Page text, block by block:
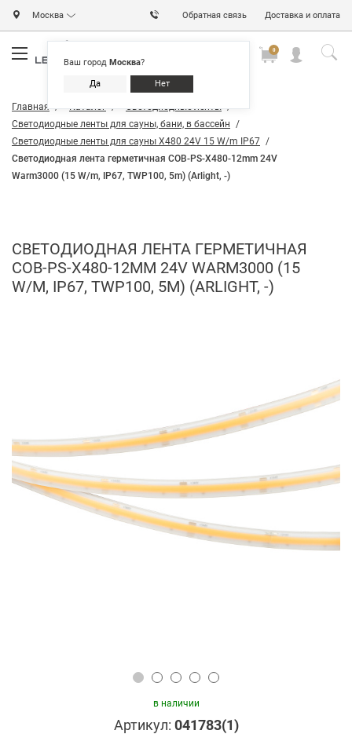
Москва
Ваш город Москва?
Да Нет
Обратная связь Доставка и оплата
0
Главная Каталог
Светодиодные ленты
Светодиодные ленты для сауны, бани, в бассейн
Светодиодные ленты для сауны X480 24V 15 W/m IP67
Светодиодная лента герметичная COB-PS-X480-12mm 24V
Warm3000 (15 W/m, IP67, TWP100, 5m) (Arlight, -)
СВЕТОДИОДНАЯ ЛЕНТА ГЕРМЕТИЧНАЯ
COB-PS-X480-12MM 24V WARM3000 (15
W/M, IP67, TWP100, 5M) (ARLIGHT, -)
в наличии
Артикул: 041783(1)